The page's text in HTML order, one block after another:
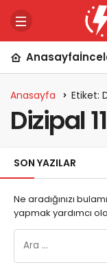
Anasayfa
Anasayfa Etiket:
Dizipal
SON YAZILAR
Ne aradığınızı
yapmak yardımcı